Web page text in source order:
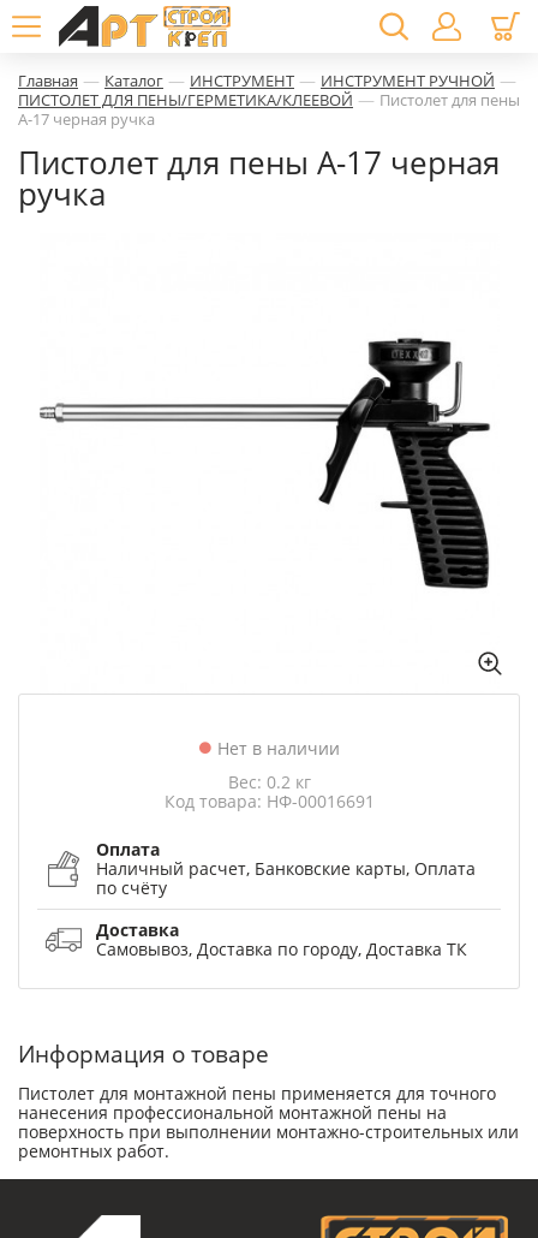
Главная — Каталог — ИНСТРУМЕНТ — ИНСТРУМЕНТ РУЧНОЙ —
ПИСТОЛЕТ ДЛЯ ПЕНЫ/ГЕРМЕТИКА/КЛЕЕВОЙ — Пистолет для пены
А-17 черная ручка
Пистолет для пены А-17 черная
ручка
Нет в наличии
Вес: 0.2 кг
Код товара: НФ-00016691
Оплата
Наличный расчет, Банковские карты, Оплата
по счёту
Доставка
Самовывоз, Доставка по городу, Доставка ТК
Информация о товаре
Пистолет для монтажной пены применяется для точного
нанесения профессиональной монтажной пены на
поверхность при выполнении монтажно-строительных или
ремонтных работ.